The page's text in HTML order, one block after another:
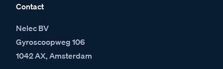
Contact
Nelec BV
Gyroscoopweg 106
1042 AX, Amsterdam